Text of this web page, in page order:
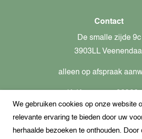
Contact
De smalle zijde 9c
3903LL
alleen op afspraak
Btw-nummer:
+31621944547
We gebruiken cookies op onze website
relevante ervaring te bieden door uw
herhaalde bezoeken te onthouden. Door